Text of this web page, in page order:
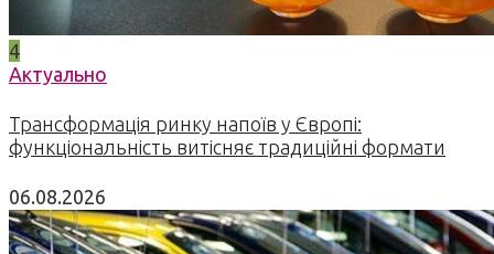
4
Актуально
Трансформація ринку напоїв у Європі:
функціональність витісняє традиційні формати
06.08.2026